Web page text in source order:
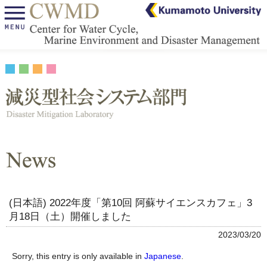
(日本語) 2022年度「第10回 阿蘇サイエンスカフェ」3
月18日（土）開催しました
2023/03/20
Sorry, this entry is only available in Japanese